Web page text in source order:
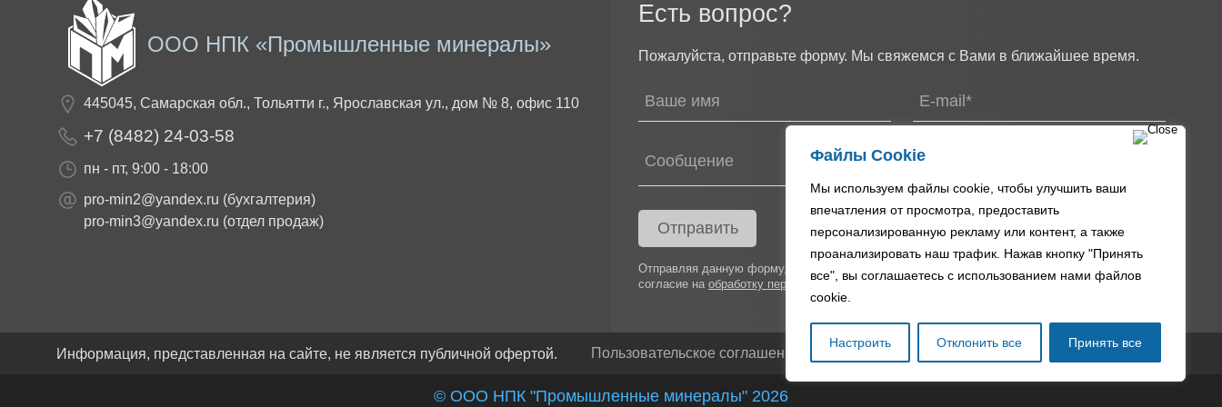
Файлы Cookie
Мы используем файлы cookie, чтобы улучшить ваши
впечатления от просмотра, предоставить
персонализированную рекламу или контент, а также
проанализировать наш трафик. Нажав кнопку "Принять
все", вы соглашаетесь с использованием нами файлов
cookie.
Настроить Отклонить все Принять все
ООО НПК «Промышленные минералы»
445045, Самарская обл., Тольятти г., Ярославская ул., дом № 8, офис 110
+7 (8482) 24-03-58
пн - пт, 9:00 - 18:00
pro-min2@yandex.ru (бухгалтерия)
pro-min3@yandex.ru (отдел продаж)
Есть вопрос?
Пожалуйста, отправьте форму. Мы свяжемся с Вами в ближайшее время.
Отправить
Отправляя данную форму, я принимаю условия
и даю
согласие на обработку персональных данныхв соответствии с требованиями152-ФЗ.
Информация, представленная на сайте, не является публичной офертой. Пользовательское соглашение Персональные данные Политика о Cookie
© ООО НПК "Промышленные минералы" 2026